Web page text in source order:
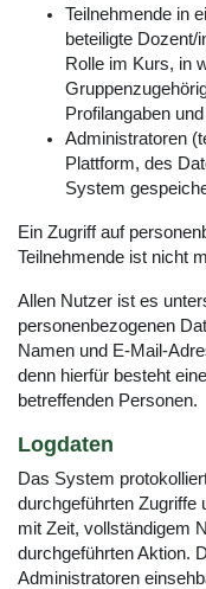
Teilnehmende in
beteiligte Dozent/
Rolle im Kurs, in
Profilangaben
Administratoren
Plattform, des
System
Ein Zugriff auf
Teilnehmende ist nicht
Allen Nutzer ist es
personenbezogenen
Namen und E-Mail-
denn hierfür besteht
betreffenden Personen.
Logdaten
Das System
durchgeführten Zugriffe
mit Zeit, vollständigem
durchgeführten Aktion.
Administratoren